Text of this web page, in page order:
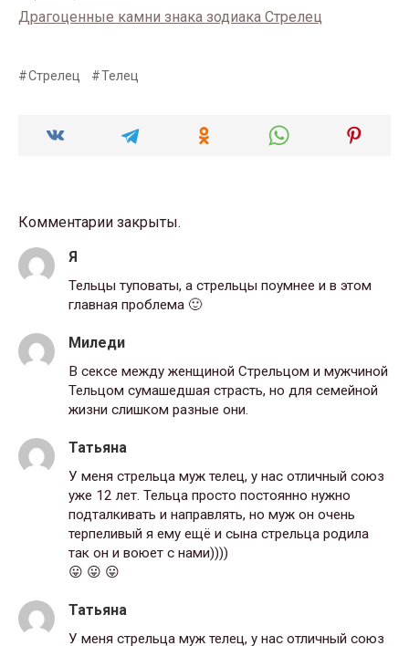
Драгоценные камни знака зодиака Стрелец
Стрелец Телец
Комментарии закрыты.
Я
Тельцы туповаты, а стрельцы поумнее и в этом
главная проблема 🙂
Миледи
В сексе между женщиной Стрельцом и мужчиной
Тельцом сумашедшая страсть, но для семейной
жизни слишком разные они.
Татьяна
У меня стрельца муж телец, у нас отличный союз
уже 12 лет. Тельца просто постоянно нужно
подталкивать и направлять, но муж он очень
терпеливый я ему ещё и сына стрельца родила
так он и воюет с нами))))
😛 😛 😛
Татьяна
У меня стрельца муж телец, у нас отличный союз